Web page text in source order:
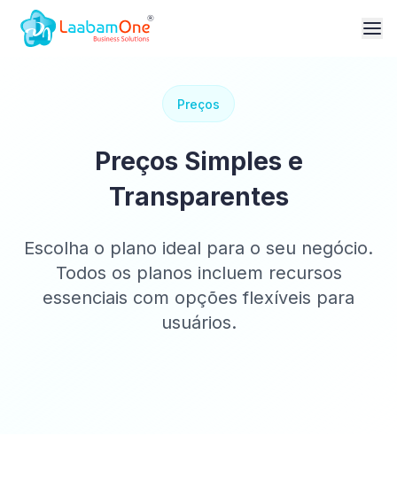
Preços
Preços Simples e
Transparentes
Escolha o plano ideal para o seu negócio.
Todos os planos incluem recursos
essenciais com opções flexíveis para
usuários.